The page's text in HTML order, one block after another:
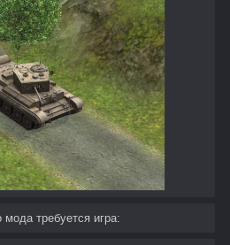
мода требуется игра: